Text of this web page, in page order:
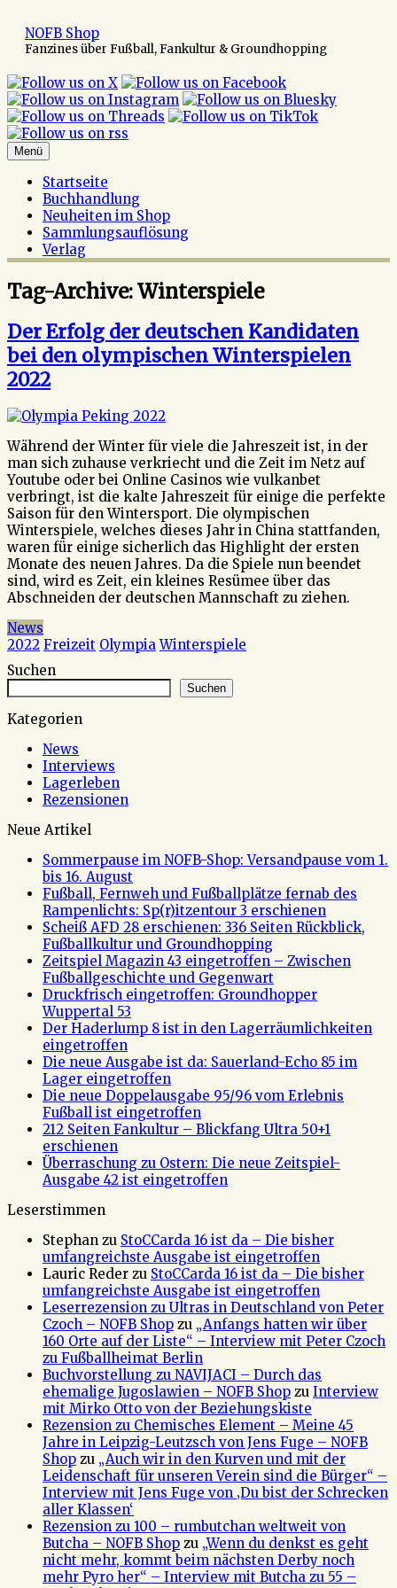
Inhalt
springen
NOFB Shop
Fanzines über Fußball, Fankultur & Groundhopping
Menü
Startseite
Buchhandlung
Neuheiten im Shop
Sammlungsauflösung
Verlag
Tag-Archive:Winterspiele
Der Erfolg der deutschen Kandidaten
bei den olympischen Winterspielen
2022
Während der Winter für viele die Jahreszeit ist, in der
man sich zuhause verkriecht und die Zeit im Netz auf
Youtube oder bei Online Casinos wie vulkanbet
verbringt, ist die kalte Jahreszeit für einige die perfekte
Saison für den Wintersport. Die olympischen
Winterspiele, welches dieses Jahr in China stattfanden,
waren für einige sicherlich das Highlight der ersten
Monate des neuen Jahres. Da die Spiele nun beendet
sind, wird es Zeit, ein kleines Resümee über das
Abschneiden der deutschen Mannschaft zu ziehen.
News
2022 Freizeit Olympia Winterspiele
Suchen
Suchen
Kategorien
News
Interviews
Lagerleben
Rezensionen
Neue Artikel
Sommerpause im NOFB-Shop: Versandpause vom 1.
bis 16. August
Fußball, Fernweh und Fußballplätze fernab des
Rampenlichts: Sp(r)itzentour 3 erschienen
Scheiß AFD 28 erschienen: 336 Seiten Rückblick,
Fußballkultur und Groundhopping
Zeitspiel Magazin 43 eingetroffen – Zwischen
Fußballgeschichte und Gegenwart
Druckfrisch eingetroffen: Groundhopper
Wuppertal 53
Der Haderlump 8 ist in den Lagerräumlichkeiten
eingetroffen
Die neue Ausgabe ist da: Sauerland-Echo 85 im
Lager eingetroffen
Die neue Doppelausgabe 95/96 vom Erlebnis
Fußball ist eingetroffen
212 Seiten Fankultur – Blickfang Ultra 50+1
erschienen
Überraschung zu Ostern: Die neue Zeitspiel-
Ausgabe 42 ist eingetroffen
Leserstimmen
Stephan zu StoCCarda 16 ist da – Die bisher
umfangreichste Ausgabe ist eingetroffen
Lauric Reder zu StoCCarda 16 ist da – Die bisher
umfangreichste Ausgabe ist eingetroffen
Leserrezension zu Ultras in Deutschland von Peter
Czoch – NOFB Shop zu „Anfangs hatten wir über
160 Orte auf der Liste“ – Interview mit Peter Czoch
zu Fußballheimat Berlin
Buchvorstellung zu NAVIJACI – Durch das
ehemalige Jugoslawien – NOFB Shop zu Interview
mit Mirko Otto von der Beziehungskiste
Rezension zu Chemisches Element – Meine 45
Jahre in Leipzig-Leutzsch von Jens Fuge – NOFB
Shop zu „Auch wir in den Kurven und mit der
Leidenschaft für unseren Verein sind die Bürger“ –
Interview mit Jens Fuge von ‚Du bist der Schrecken
aller Klassen‘
Rezension zu 100 – rumbutchan weltweit von
Butcha – NOFB Shop zu „Wenn du denkst es geht
nicht mehr, kommt beim nächsten Derby noch
mehr Pyro her“ – Interview mit Butcha zu 55 –